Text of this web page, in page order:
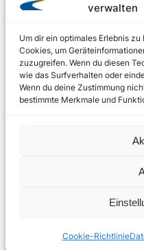
verwalten
Um dir ein optimales Erlebnis
Cookies, um
zuzugreifen. Wenn du diesen
wie das Surfverhalten oder
Wenn du deine Zustimmung
bestimmte Merkmale und
Cookie-Richtlinie
Freiwillige Spenden
Support us
© 2002 – 2026